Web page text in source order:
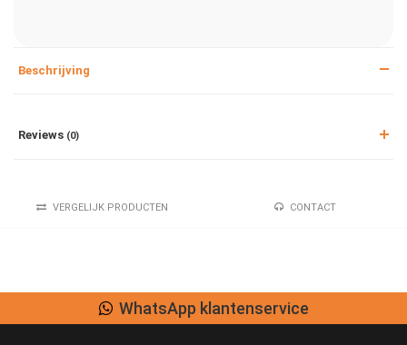
Beschrijving
Reviews (0)
VERGELIJK PRODUCTEN CONTACT
klantenservice